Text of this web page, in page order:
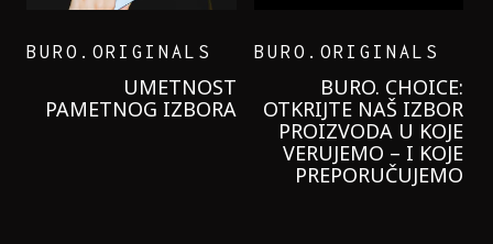
GARNIER KREMU I
NIKADA NIŠTA
LAGANIJE NISAM
KORISTILA